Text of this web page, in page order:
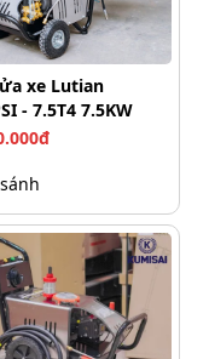
tay cực linh hoạt
dàng cất giữ máy
lượng cao không
còn tăng cường khả
các tác động từ môi
xe Lutian
- 7.5T4 7.5KW